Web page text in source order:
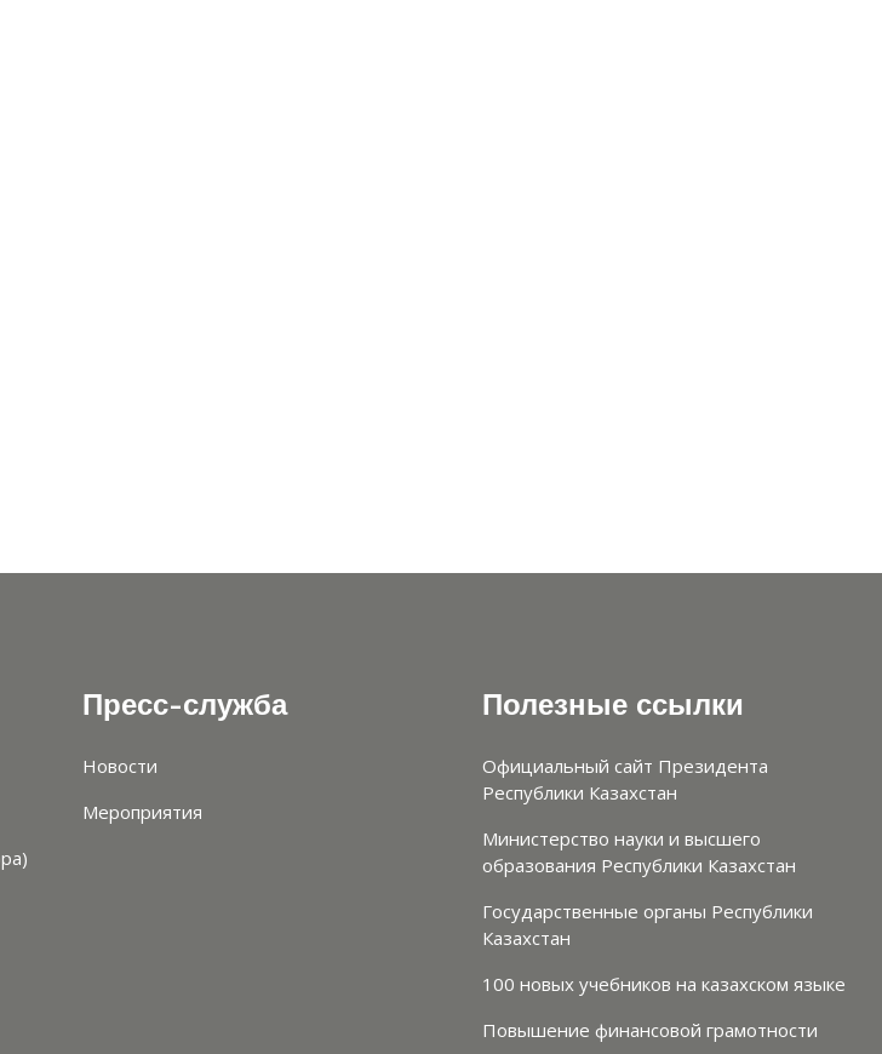
Пресс-служба
Новости
Мероприятия
Полезные ссылки
Официальный сайт Президента
Республики Казахстан
Министерство науки и высшего
образования Республики Казахстан
Государственные органы Республики
Казахстан
100 новых учебников на казахском языке
Повышение финансовой грамотности